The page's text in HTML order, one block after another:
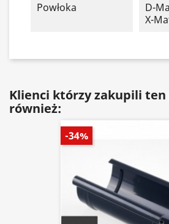
Powłoka
D-
X-
Klienci którzy zakupili
również:
-34%